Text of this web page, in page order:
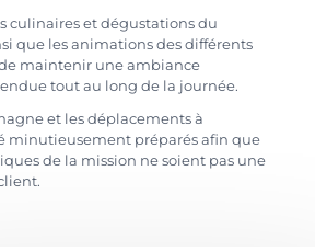
culinaires et dégustations du
que les animations des différents
maintenir une ambiance
tout au long de la journée.
et les déplacements à
minutieusement préparés afin que
de la mission ne soient pas une